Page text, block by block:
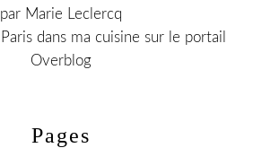
Pages
par Marie Leclercq
Paris dans ma cuisine sur le portail
Overblog